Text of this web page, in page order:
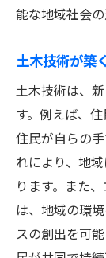
地
能な地域社会の
土木技術が築
土木技術は、
す。例えば、
住民が自らの
れにより、地
ります。また
は、地域の環
スの創出を可